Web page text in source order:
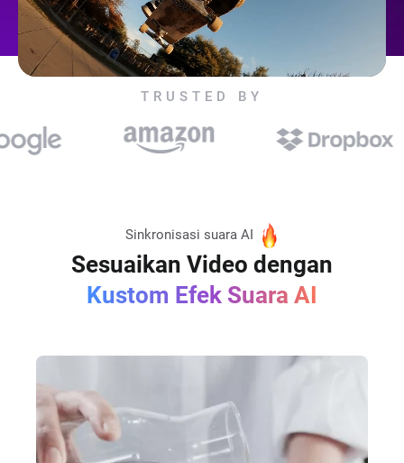
TRUSTED BY
Sinkronisasi suara AI
Sesuaikan Video dengan
Kustom Efek Suara AI